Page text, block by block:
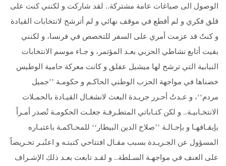
الوصول الى صياغات عامة مشتركة.. لقد شاركت و لكنني كنت على
قلق فكري و لم أقطع في موقف نهائي و لم أترشح لانتخابات القيادة
و كنتُ قد عزمت أمري على السفر للتخصص في فرنسا، و لكنني
بقيت أتابع نشاطي الحزبي بعـد المؤتمر، و جـاء موسم الانتخابات
النيابية التي ترشح لها ميشيل عفلق و كانت معركة حامية الوطيس
خضناها في مواجهة الحزب الوطني الحاكـم و حكومـة ’’جميل
مردم‘‘، و عـدتُ أحـرر جريـدة البعث لانشغـال القيـادة بالحمـلات
الانتخـابيـة.. و لكن كتـاباتي المتطـرفـة جعلـت الحكومـة تُصدر أمـراً
بإيقـافهـا و بإحـالـة ’’صلاح الدين البيطار‘‘ للمحـاكمـة باعتبـاره
المسؤول عن الجـريـدة بسبب مقـال افتتاحي كتبتـه و اعتُبـر تحـريضاً
على العنف في مواجهـة السـلطة.. و لقـد تابعت بعـد ذلك الإشـراف